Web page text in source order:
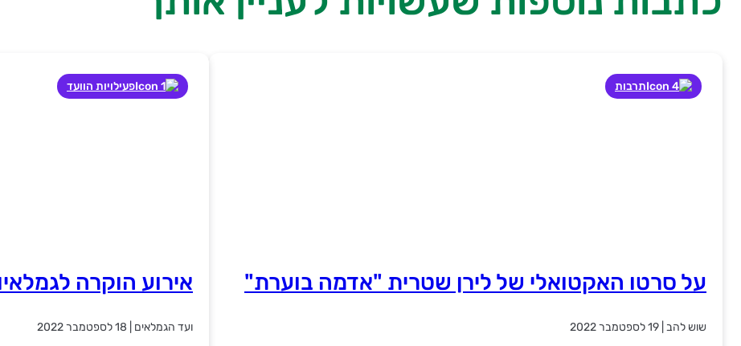
על סרטו האקטואלי של לירן שטרית "אדמה בוערת"
שוש להב 19 לספטמבר 2022
תרבות
אירוע הוקרה
ועד הגמלאים 18 לספטמבר 2022
פעילויות הוועד